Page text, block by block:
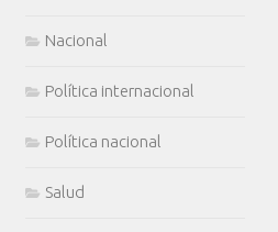
Nacional
Política internacional
Política nacional
Salud